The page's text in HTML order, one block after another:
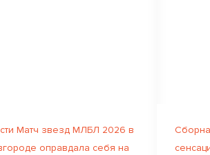
Матч звезд МЛБЛ 2026 в
оправдала себя на